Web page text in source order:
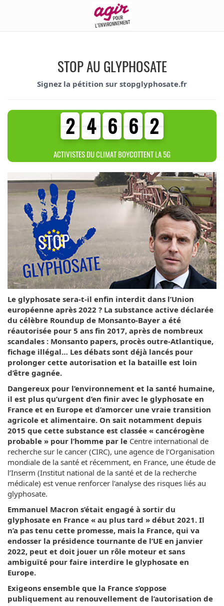
STOP AU GLYPHOSATE
Signez la pétition sur stopglyphosate.fr
2
2 4
3
4 6
0
6 6
5
6 2
7
2
ACTIVISTES DU CLIMAT BOYCOTTENT LA 5G
Le glyphosate sera-t-il enfin interdit dans l’Union
européenne après 2022 ? La substance active déclarée
du célèbre Roundup de Monsanto-Bayer a été
réautorisée pour 5 ans fin 2017, après de nombreux
scandales : Monsanto papers, procès outre-Atlantique,
fichage illégal… Les débats sont déjà lancés pour
prolonger cette autorisation et la bataille est loin
d’être gagnée.
Dangereux pour l’environnement et la santé humaine,
il est plus qu’urgent d’en finir avec le glyphosate en
France et en Europe et d’amorcer une vraie transition
agricole et alimentaire. On sait notamment depuis
2015 que cette substance est classée « cancérogène
probable » pour l’homme par le Centre international de
recherche sur le cancer (CIRC), une agence de l’Organisation
mondiale de la santé et récemment, en France, une étude de
l’Inserm (Institut national de la santé et de la recherche
médicale) est venue renforcer l’analyse des risques liés au
glyphosate.
Emmanuel Macron s’était engagé à sortir du
glyphosate en France « au plus tard » début 2021. Il
n’a pas tenu cette promesse, mais la France, qui va
endosser la présidence tournante de l’UE en janvier
2022, peut et doit jouer un rôle moteur et sans
ambiguïté pour faire interdire le glyphosate en
Europe.
Exigeons ensemble que la France s’oppose
publiquement au renouvellement de l’autorisation de